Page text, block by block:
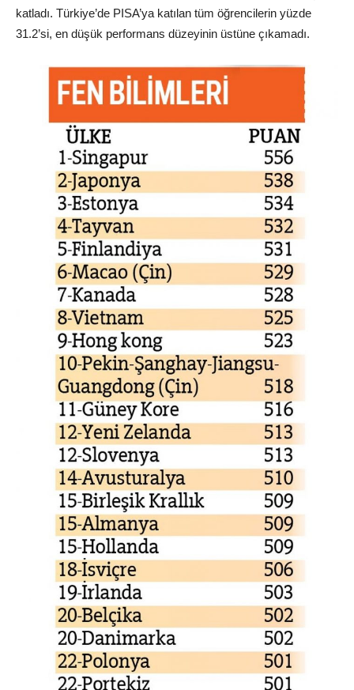
katladı. Türkiye’de PISA’ya katılan tüm öğrencilerin yüzde
31.2’si, en düşük performans düzeyinin üstüne çıkamadı.